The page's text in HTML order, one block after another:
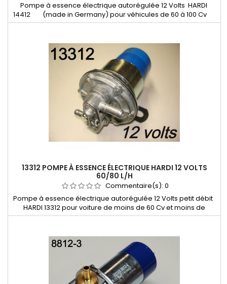
Pompe à essence électrique autorégulée 12 Volts HARDI
14412 (made in Germany) pour véhicules de 60 à 100 Cv
13312 POMPE À ESSENCE ÉLECTRIQUE HARDI 12 VOLTS
60/80 L/H
Commentaire(s): 0
Pompe à essence électrique autorégulée 12 Volts petit débit
HARDI 13312 pour voiture de moins de 60 Cv et moins de
1900cc